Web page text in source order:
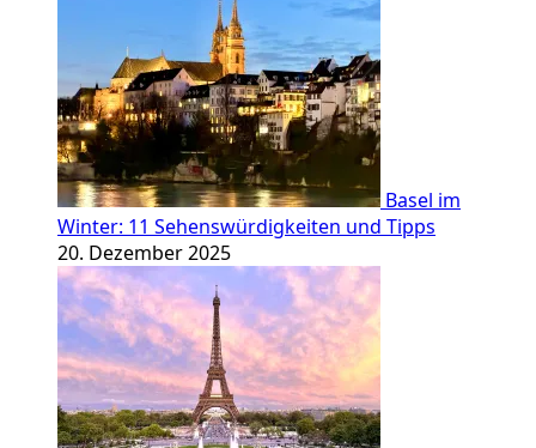
Basel im
Winter: 11 Sehenswürdigkeiten und Tipps
20. Dezember 2025